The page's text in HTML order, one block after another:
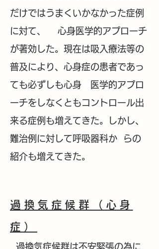
だけではうまくいかなかった症例
に対て、 心身医学的アプローチ
が著効した。現在は吸入療法等の
普及により、心身症の患者であっ
ても必ずしも心身 医学的アプロ
ーチをしなくともコントロール出
来る症例も増えてきた。しかし、
難治例に対して呼吸器科か らの
紹介も増えてきた。
過換気症候群（心身
症）
過換気症候群は不安緊張の為に